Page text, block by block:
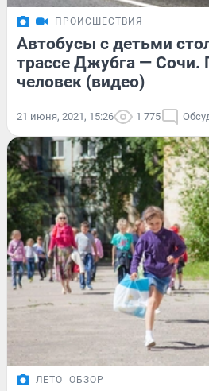
ПРОИСШЕСТВИЯ
Автобусы с детьми
трассе Джубга — Сочи.
человек (видео)
21 июня, 2021, 15:26 1 775
ЛЕТО ОБЗОР